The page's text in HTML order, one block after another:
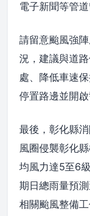
電子新聞等管
請留意颱風強
況，建議與道
處、降低車速
停置路邊並開啟
最後，彰化縣
風圈侵襲彰化
均風力達5至6
期日總雨量預
相關颱風整備